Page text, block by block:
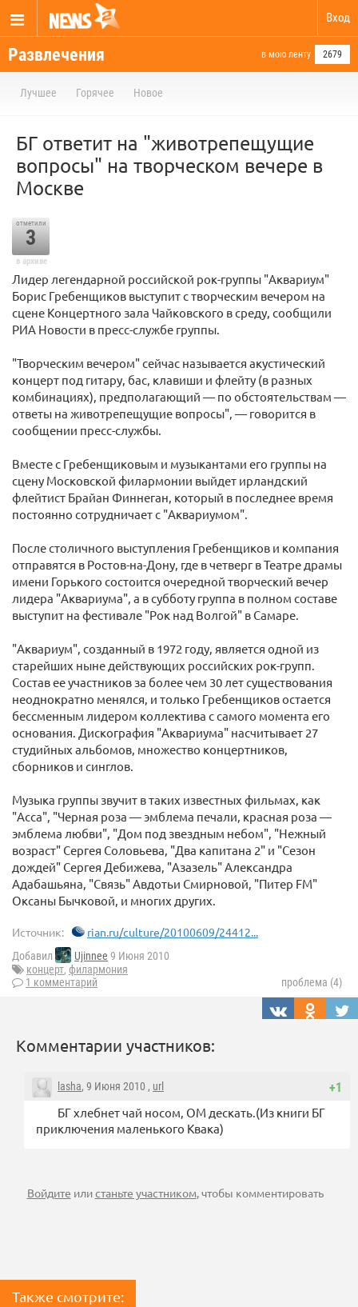
Вход
Развлечения в мою ленту 2679
Лучшее Горячее Новое
БГ ответит на "животрепещущие
вопросы" на творческом вечере в
Москве
отметили
3
в архиве
Лидер легендарной российской рок-группы "Аквариум"
Борис Гребенщиков выступит с творческим вечером на
сцене Концертного зала Чайковского в среду, сообщили
РИА Новости в пресс-службе группы.
"Творческим вечером" сейчас называется акустический
концерт под гитару, бас, клавиши и флейту (в разных
комбинациях), предполагающий — по обстоятельствам —
ответы на животрепещущие вопросы", — говорится в
сообщении пресс-службы.
Вместе с Гребенщиковым и музыкантами его группы на
сцену Московской филармонии выйдет ирландский
флейтист Брайан Финнеган, который в последнее время
постоянно сотрудничает с "Аквариумом".
После столичного выступления Гребенщиков и компания
отправятся в Ростов-на-Дону, где в четверг в Театре драмы
имени Горького состоится очередной творческий вечер
лидера "Аквариума", а в субботу группа в полном составе
выступит на фестивале "Рок над Волгой" в Самаре.
"Аквариум", созданный в 1972 году, является одной из
старейших ныне действующих российских рок-групп.
Состав ее участников за более чем 30 лет существования
неоднократно менялся, и только Гребенщиков остается
бессменным лидером коллектива с самого момента его
основания. Дискография "Аквариума" насчитывает 27
студийных альбомов, множество концертников,
сборников и синглов.
Музыка группы звучит в таких известных фильмах, как
"Асса", "Черная роза — эмблема печали, красная роза —
эмблема любви", "Дом под звездным небом", "Нежный
возраст" Сергея Соловьева, "Два капитана 2" и "Сезон
дождей" Сергея Дебижева, "Азазель" Александра
Адабашьяна, "Связь" Авдотьи Смирновой, "Питер FM"
Оксаны Бычковой, и многих других.
Источник: rian.ru/culture/20100609/24412...
Добавил Ujinnee 9 Июня 2010
концерт, филармония
1 комментарий
проблема (4)
Комментарии участников:
+1
lasha, 9 Июня 2010 , url
БГ хлебнет чай носом, ОМ дескать.(Из книги БГ
приключения маленького Квака)
Войдите илистаньте участником, чтобы комментировать
Также смотрите: